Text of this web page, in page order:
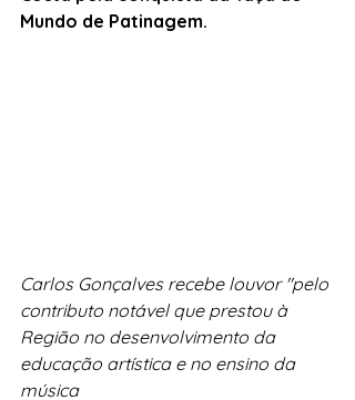
Mundo de Patinagem.
Carlos Gonçalves recebe louvor "pelo
contributo notável que prestou à
Região no desenvolvimento da
educação artística e no ensino da
música